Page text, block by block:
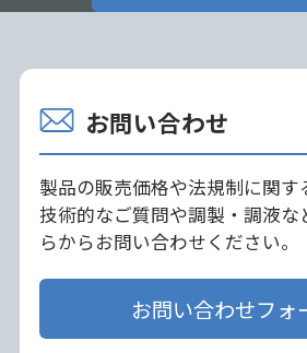
お問い合わせ
製品の販売価格や法規制に関す
技術的なご質問や調製・調液な
らからお問い合わせください。
お問い合わせフォ